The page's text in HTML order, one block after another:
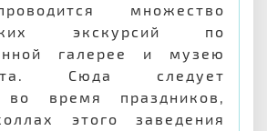
множество
экскурсий по
галерее и музею
Сюда следует
во время праздников,
этого заведения